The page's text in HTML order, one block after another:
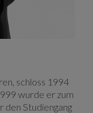
schloss 1994
wurde er zum
den Studiengang